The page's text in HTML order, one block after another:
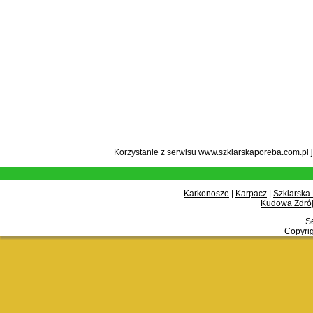
Korzystanie z serwisu
Karkonosze Karpacz
Szklarska
Kudowa